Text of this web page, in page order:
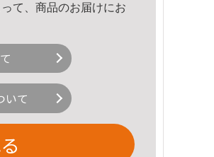
て、商品のお届けにお
いて